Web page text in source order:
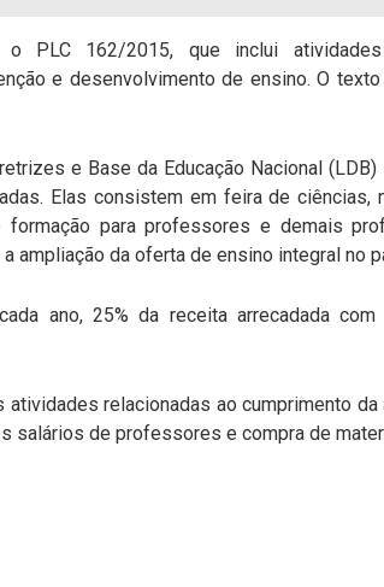
PLC 162/2015, que inclui atividades
e desenvolvimento de ensino. O texto
e Base da Educação Nacional (LDB)
Elas consistem em feira de ciências,
para professores e demais
ampliação da oferta de ensino integral no
ano, 25% da receita arrecadada com
relacionadas ao cumprimento
salários de professores e compra de